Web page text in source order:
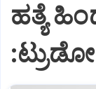
ಹತ್ಯೆ